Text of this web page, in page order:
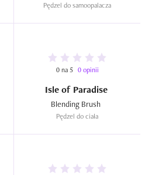
Pędzel do samoopalacza
0 na 5 0 opinii
Isle of Paradise
Pędzel do ciała